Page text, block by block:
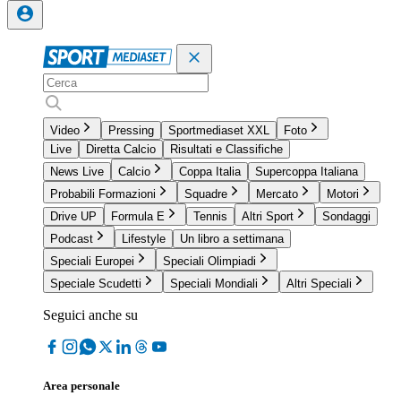
Video Pressing Sportmediaset XXL
Foto
Live
Diretta Calcio
Risultati e Classifiche
News Live
Calcio Coppa Italia
Supercoppa Italiana
Probabili Formazioni
Squadre Mercato
Motori
Drive UP
Formula E Tennis Altri Sport
Sondaggi
Podcast
Lifestyle
Un libro a settimana
Speciali Europei
Speciali Olimpiadi
Speciale Scudetti
Speciali Mondiali Altri Speciali
Seguici anche su
Area personale